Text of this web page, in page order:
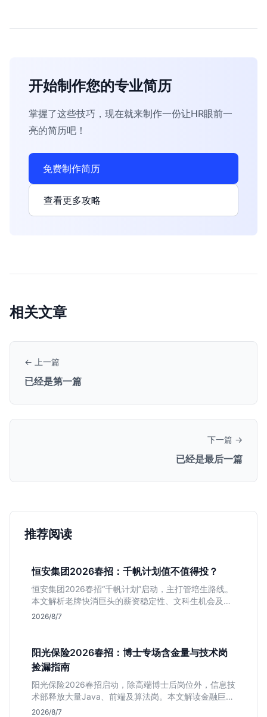
开始制作您的专业简历
掌握了这些技巧，现在就来制作一份让HR眼前一
亮的简历吧！
免费制作简历
查看更多攻略
相关文章
← 上一篇
已经是第一篇
下一篇 →
已经是最后一篇
推荐阅读
恒安集团2026春招：千帆计划值不值得投？
恒安集团2026春招“千帆计划”启动，主打管培生路线。
本文解析老牌快消巨头的薪资稳定性、文科生机会及决
策链条长的局限，帮你判断是否值得投递。
2026/8/7
阳光保险2026春招：博士专场含金量与技术岗
捡漏指南
阳光保险2026春招启动，除高端博士后岗位外，信息技
术部释放大量Java、前端及算法岗。本文解读金融巨头
校招门槛，分析技术岗需求与投递价值，助你快速判断
2026/8/7